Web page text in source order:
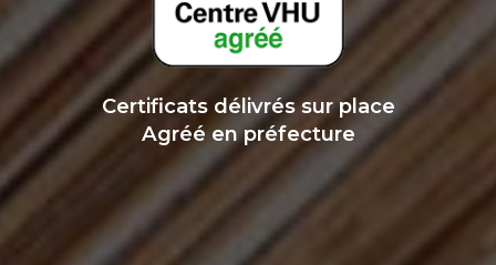
Certificats délivrés sur place
Agréé en préfecture